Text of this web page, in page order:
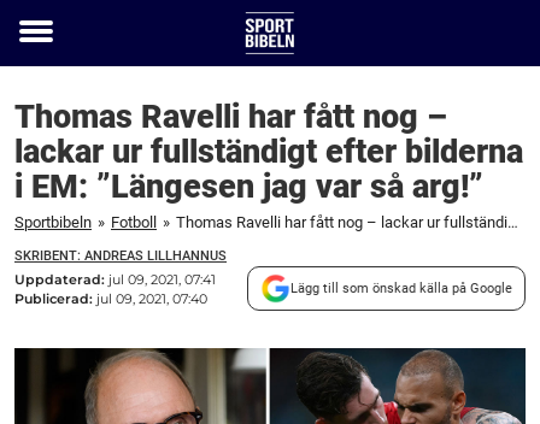
Toggle
Thomas Ravelli har fått nog –
lackar ur fullständigt efter bilderna
i EM: ”Längesen jag var så arg!”
Sportbibeln » Fotboll » Thomas Ravelli har fått nog – lackar ur fullständigt efter bilderna i EM: ”Längesen jag var så arg!”
SKRIBENT: ANDREAS LILLHANNUS
Uppdaterad: jul 09, 2021, 07:41
Publicerad: jul 09, 2021, 07:40
Lägg till som önskad källa på Google